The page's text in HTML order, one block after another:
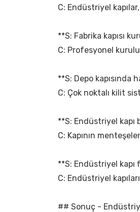
C: Endüstriyel
**S: Fabrika kapısı
C: Profesyonel
**S: Depo
C: Çok noktalı kilit
**S: Endüstriyel kapı
C: Kapının
**S: Endüstriyel kapı
C: Endüstriyel
## Sonuç -